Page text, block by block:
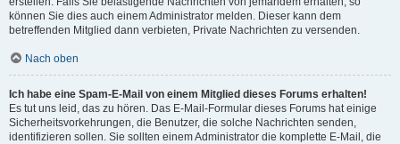
können Sie dies auch einem Administrator melden. Dieser kann dem
betreffenden Mitglied dann verbieten, Private Nachrichten zu versenden.
Nach oben
Ich habe eine Spam-E-Mail von einem Mitglied dieses Forums erhalten!
Es tut uns leid, das zu hören. Das E-Mail-Formular dieses Forums hat einige
Sicherheitsvorkehrungen, die Benutzer, die solche Nachrichten senden,
identifizieren sollen. Sie sollten einem Administrator die komplette E-Mail, die